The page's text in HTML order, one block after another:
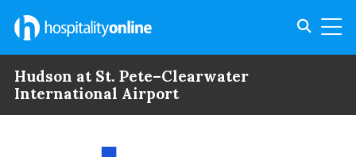
Hudson at St. Pete–Clearwater
International Airport